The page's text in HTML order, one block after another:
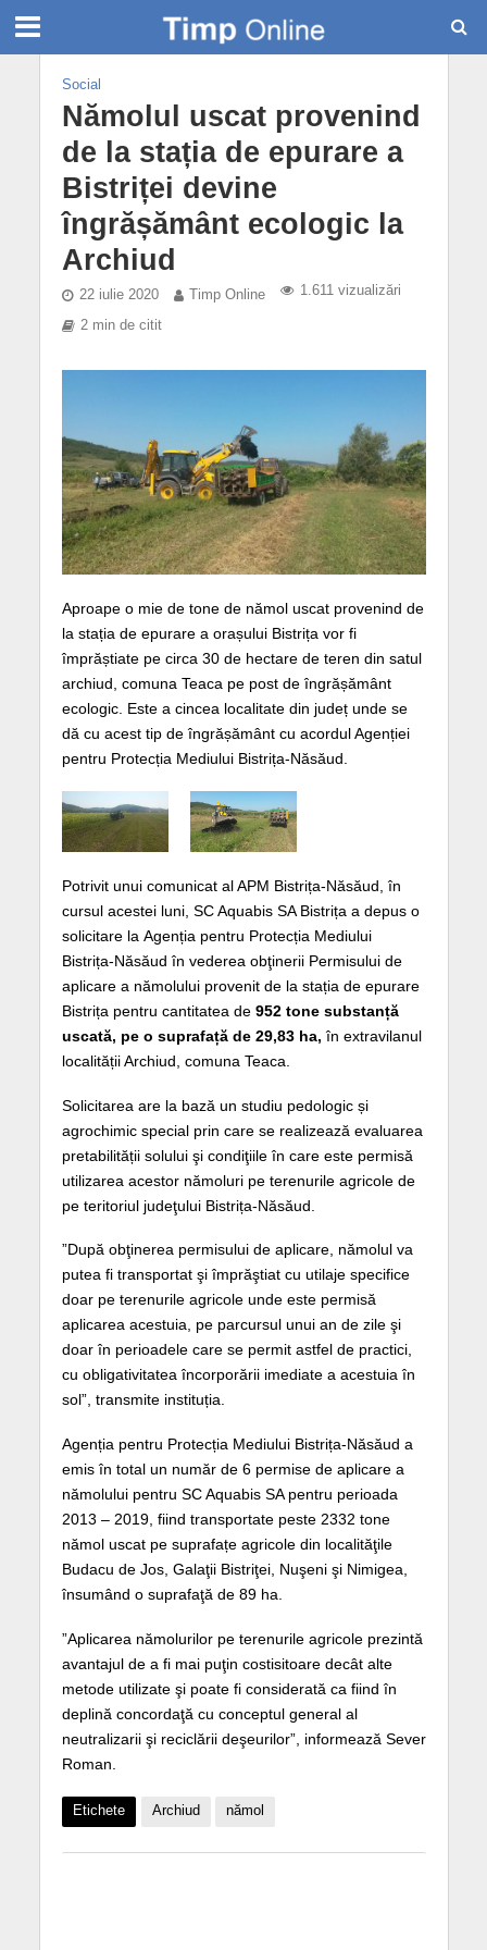
Social
Nămolul uscat provenind
de la stația de epurare a
Bistriței devine
îngrășământ ecologic la
Archiud
22 iulie 2020 Timp Online 1.611 vizualizări
2 min de citit
Aproape o mie de tone de nămol uscat provenind de
la stația de epurare a orașului Bistrița vor fi
împrăștiate pe circa 30 de hectare de teren din satul
archiud, comuna Teaca pe post de îngrășământ
ecologic. Este a cincea localitate din județ unde se
dă cu acest tip de îngrășământ cu acordul Agenției
pentru Protecția Mediului Bistrița-Năsăud.
Potrivit unui comunicat al APM Bistrița-Năsăud, în
cursul acestei luni, SC Aquabis SA Bistrița a depus o
solicitare la Agenția pentru Protecția Mediului
Bistrița-Năsăud în vederea obţinerii Permisului de
aplicare a nămolului provenit de la stația de epurare
Bistrița pentru cantitatea de 952 tone substanță
uscată, pe o suprafață de 29,83 ha,în extravilanul
localității Archiud, comuna Teaca.
Solicitarea are la bază un studiu pedologic și
agrochimic special prin care se realizează evaluarea
pretabilității solului şi condiţiile în care este permisă
utilizarea acestor nămoluri pe terenurile agricole de
pe teritoriul judeţului Bistrița-Năsăud.
”După obţinerea permisului de aplicare, nămolul va
putea fi transportat şi împrăştiat cu utilaje specifice
doar pe terenurile agricole unde este permisă
aplicarea acestuia, pe parcursul unui an de zile şi
doar în perioadele care se permit astfel de practici,
cu obligativitatea încorporării imediate a acestuia în
sol”, transmite instituția.
Agenția pentru Protecția Mediului Bistrița-Năsăud a
emis în total un număr de 6 permise de aplicare a
nămolului pentru SC Aquabis SA pentru perioada
2013 – 2019, fiind transportate peste 2332 tone
nămol uscat pe suprafațe agricole din localităţile
Budacu de Jos, Galaţii Bistriţei, Nuşeni şi Nimigea,
însumând o suprafaţă de 89 ha.
”Aplicarea nămolurilor pe terenurile agricole prezintă
avantajul de a fi mai puţin costisitoare decât alte
metode utilizate şi poate fi considerată ca fiind în
deplină concordaţă cu conceptul general al
neutralizarii şi reciclării deşeurilor”, informează Sever
Roman.
Etichete Archiud nămol